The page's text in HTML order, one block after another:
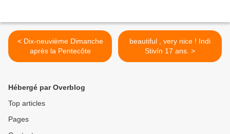
< Dix-neuvième Dimanche
après la Pentecôte
beautiful , very nice ! Indi
Stivín 17 ans. >
Hébergé par Overblog
Top articles
Pages